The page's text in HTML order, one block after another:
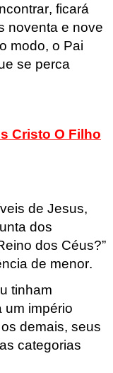
ficará
noventa e nove
modo, o Pai
se perca
Cristo O Filho
de Jesus,
ntados
dos Céus?”
de menor.
tinham
um império
os demais, seus
categorias